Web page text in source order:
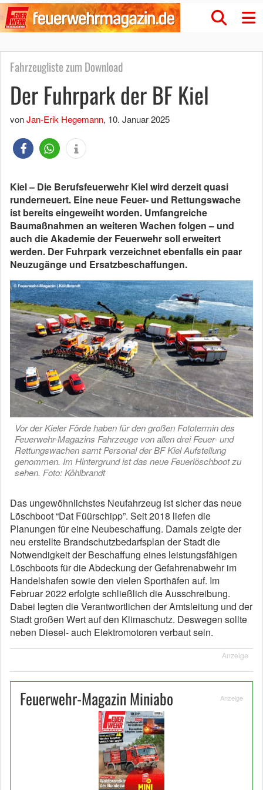
Fahrzeugliste zum Download
Der Fuhrpark der BF Kiel
vonJan-Erik Hegemann, 10. Januar 2025
Kiel – Die Berufsfeuerwehr Kiel wird derzeit quasi
runderneuert. Eine neue Feuer- und Rettungswache
ist bereits eingeweiht worden. Umfangreiche
Baumaßnahmen an weiteren Wachen folgen – und
auch die Akademie der Feuerwehr soll erweitert
werden. Der Fuhrpark verzeichnet ebenfalls ein paar
Neuzugänge und Ersatzbeschaffungen.
Vor der Kieler Förde haben für den großen Fototermin des
Feuerwehr-Magazins Fahrzeuge von allen drei Feuer- und
Rettungswachen samt Personal der BF Kiel Aufstellung
genommen. Im Hintergrund ist das neue Feuerlöschboot zu
sehen. Foto: Köhlbrandt
Das ungewöhnlichstes Neufahrzeug ist sicher das neue
Löschboot “Dat Füürschipp”. Seit 2018 liefen die
Planungen für eine Neubeschaffung. Damals zeigte der
neu erstellte Brandschutzbedarfsplan der Stadt die
Notwendigkeit der Beschaffung eines leistungsfähigen
Löschboots für die Abdeckung der Gefahrenabwehr im
Handelshafen sowie den vielen Sporthäfen auf. Im
Februar 2022 erfolgte schließlich die Ausschreibung.
Dabei legten die Verantwortlichen der Amtsleitung und der
Stadt großen Wert auf den Klimaschutz. Deswegen sollte
neben Diesel- auch Elektromotoren verbaut sein.
Anzeige
Feuerwehr-Magazin Miniabo Anzeige